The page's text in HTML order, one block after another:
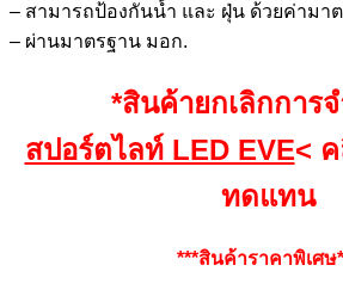
– สามารถป้องกันน้ำ และ ฝุ่น ด้วยค่ามา
– ผ่านมาตรฐาน มอก.
*สินค้ายกเลิกการ
สปอร์ตไลท์ LED EVE<
ทดแทน
***สินค้าราคาพิเศษ